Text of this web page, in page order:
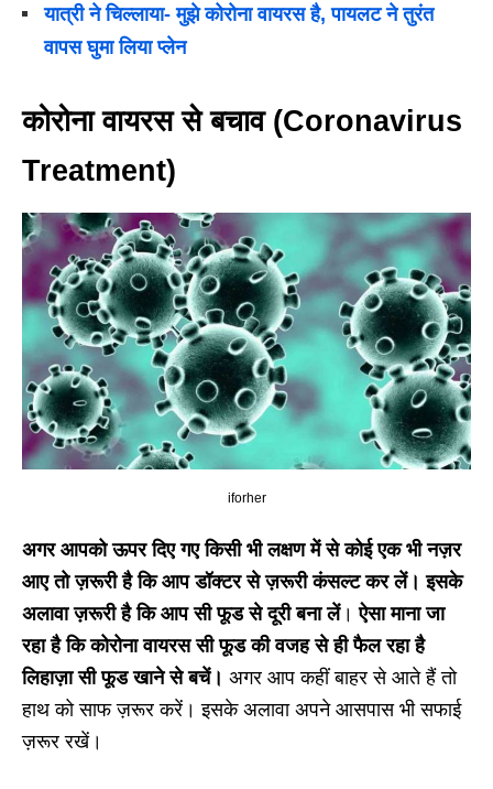
यात्री ने चिल्लाया- मुझे कोरोना वायरस है, पायलट ने तुरंत
वापस घुमा लिया प्लेन
कोरोना वायरस से बचाव (Coronavirus
Treatment)
iforher
अगर आपको ऊपर दिए गए किसी भी लक्षण में से कोई एक भी नज़र
आए तो ज़रूरी है कि आप डॉक्टर से ज़रूरी कंसल्ट कर लें। इसके
अलावा ज़रूरी है कि आप सी फूड से दूरी बना लें। ऐसा माना जा
रहा है कि कोरोना वायरस सी फूड की वजह से ही फैल रहा है
लिहाज़ा सी फूड खाने से बचें। अगर आप कहीं बाहर से आते हैं तो
हाथ को साफ ज़रूर करें। इसके अलावा अपने आसपास भी सफाई
ज़रूर रखें।